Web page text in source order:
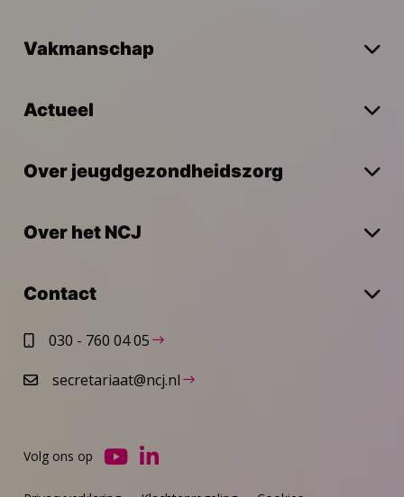
Vakmanschap
Actueel
Over jeugdgezondheidszorg
Over het NCJ
Contact
030 - 760 04 05
secretariaat@ncj.nl
Volg ons op
Ga
Ga